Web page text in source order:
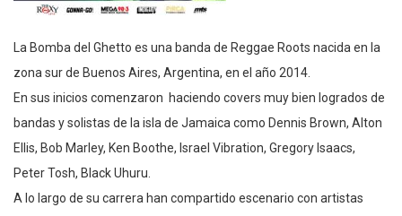
La Bomba del Ghetto es una banda de Reggae Roots nacida en la
zona sur de Buenos Aires, Argentina, en el año 2014.
En sus inicios comenzaron haciendo covers muy bien logrados de
bandas y solistas de la isla de Jamaica como Dennis Brown, Alton
Ellis, Bob Marley, Ken Boothe, Israel Vibration, Gregory Isaacs,
Peter Tosh, Black Uhuru.
A lo largo de su carrera han compartido escenario con artistas